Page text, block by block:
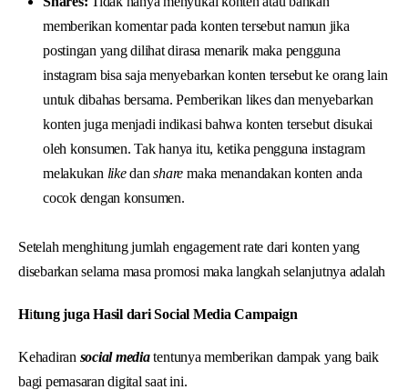
memberikan komentar pada konten tersebut namun jika
postingan yang dilihat dirasa menarik maka pengguna
instagram bisa saja menyebarkan konten tersebut ke orang lain
untuk dibahas bersama. Pemberikan likes dan menyebarkan
konten juga menjadi indikasi bahwa konten tersebut disukai
oleh konsumen. Tak hanya itu, ketika pengguna instagram
melakukan likedanshare maka menandakan konten anda
cocok dengan konsumen.
Setelah menghitung jumlah engagement rate dari konten yang
disebarkan selama masa promosi maka langkah selanjutnya adalah
Hitung juga Hasil dari Social Media Campaign
Kehadiran social mediatentunya memberikan dampak yang baik
bagi pemasaran digital saat ini.